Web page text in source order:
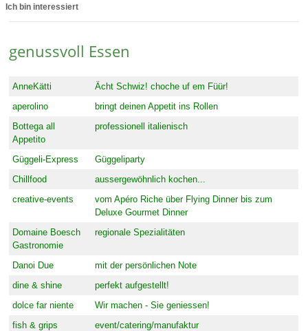
Ich bin interessiert
genussvoll Essen
AnneKätti Ächt Schwiz!choche uf em Füür!
aperolino
bringt deinen Appetit ins Rollen
Bottega all
Appetito
professionell italienisch
Güggeli-Express
Güggeliparty
Chillfood
aussergewöhnlich kochen...
creative-events
vom Apéro Riche über Flying Dinner bis zum
Deluxe Gourmet Dinner
Domaine Boesch
Gastronomie
regionale Spezialitäten
Danoi Due
mit der persönlichen Note
dine & shine
perfekt aufgestellt!
dolce far niente
Wir machen - Sie geniessen!
fish & grips
event/catering/manufaktur